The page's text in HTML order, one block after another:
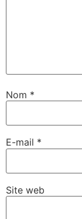
Nom *
E-mail *
Site web